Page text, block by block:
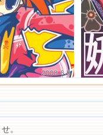
2008.6.5
。